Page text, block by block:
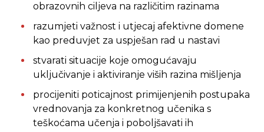
obrazovnih ciljeva na različitim razinama
razumjeti važnost i utjecaj afektivne domene
kao preduvjet za uspješan rad u nastavi
stvarati situacije koje omogućavaju
uključivanje i aktiviranje viših razina mišljenja
procijeniti poticajnost primijenjenih postupaka
vrednovanja za konkretnog učenika s
teškoćama učenja i poboljšavati ih